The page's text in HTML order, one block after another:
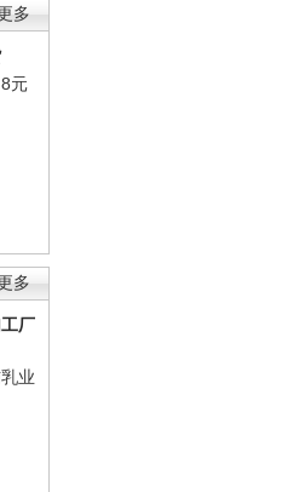
多
元
多
厂
业